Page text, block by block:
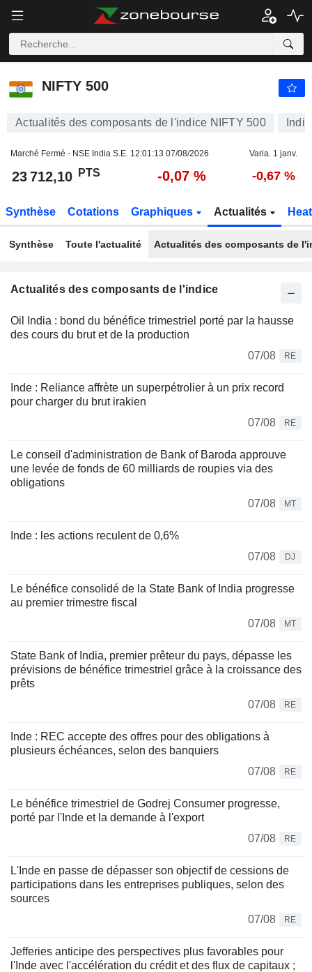
NIFTY 500
NIFTY 500
Actualités des composants de l'indice NIFTY 500
Marché Fermé - NSE India S.E. 12:01:13 07/08/2026 Varia. 1 janv.
23 712,10 PTS -0,07 % -0,67 %
Synthèse Cotations Graphiques Actualités
Synthèse Toute l'actualité Actualités des composants de
Actualités des composants de l'indice
Oil India : bond du bénéfice trimestriel porté par la hausse
des cours du brut et de la production
07/08
RE
Inde : Reliance affrète un superpétrolier à un prix record
pour charger du brut irakien
07/08
RE
Le conseil d'administration de Bank of Baroda approuve
une levée de fonds de 60 milliards de roupies via des
obligations
07/08
MT
Inde : les actions reculent de 0,6%
07/08
DJ
Le bénéfice consolidé de la State Bank of India progresse
au premier trimestre fiscal
07/08
MT
State Bank of India, premier prêteur du pays, dépasse les
prévisions de bénéfice trimestriel grâce à la croissance des
prêts
07/08
RE
Inde : REC accepte des offres pour des obligations à
plusieurs échéances, selon des banquiers
07/08
RE
Le bénéfice trimestriel de Godrej Consumer progresse,
porté par l'Inde et la demande à l'export
07/08
RE
L'Inde en passe de dépasser son objectif de cessions de
participations dans les entreprises publiques, selon des
sources
07/08
RE
Jefferies anticipe des perspectives plus favorables pour
l'Inde avec l'accélération du crédit et des flux de capitaux ;